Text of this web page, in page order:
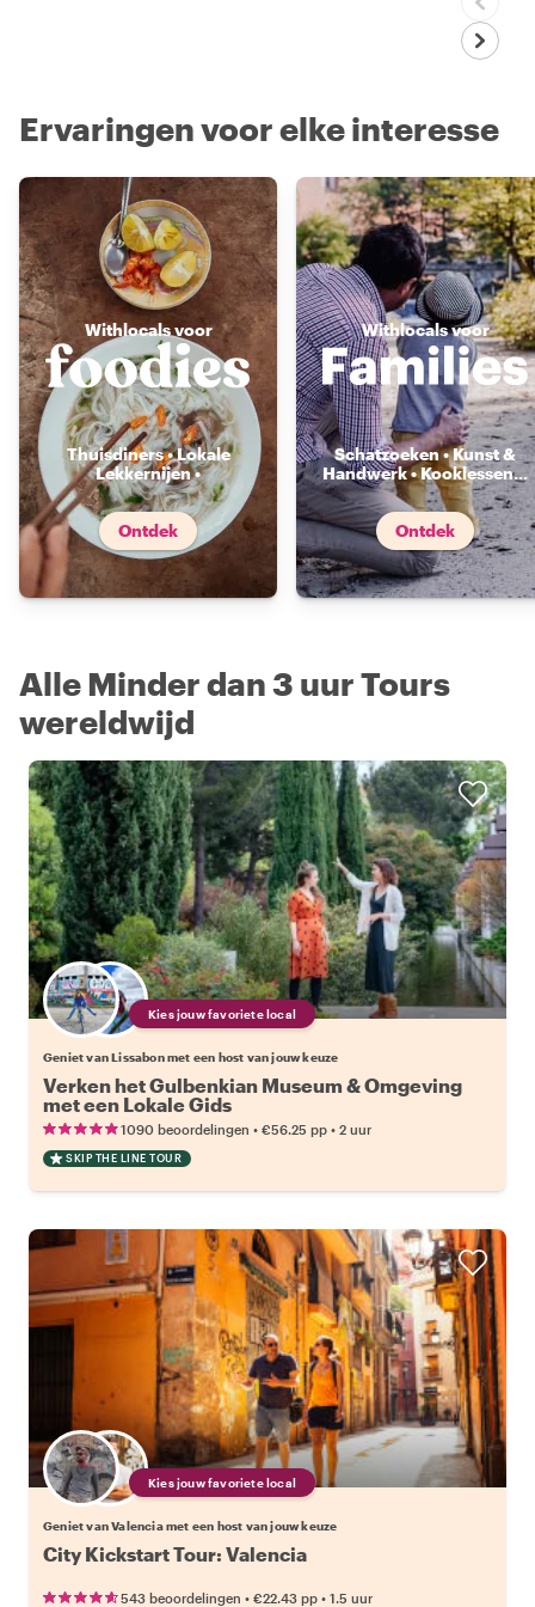
Ervaringen voor elke interesse
Withlocals voor
Thuisdiners • Lokale
Lekkernijen •
Voedselmarkten...
Ontdek
Withlocals voor
Schatzoeken • Kunst &
Handwerk • Kooklessen...
Ontdek
Alle Minder dan 3 uur Tours
wereldwijd
Kies jouw favoriete local
Geniet van Lissabon met een host van jouw keuze
Verken het Gulbenkian Museum & Omgeving
met een Lokale Gids
1090 beoordelingen • €56.25 pp • 2 uur
SKIP THE LINE TOUR
Kies jouw favoriete local
Geniet van Valencia met een host van jouw keuze
City Kickstart Tour: Valencia
543 beoordelingen • €22.43 pp • 1.5 uur